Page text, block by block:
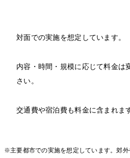
対面での実施を想定しています。
内容・時間・規模に応じて料金は
さい。
交通費や宿泊費も料金に含まれま
※主要都市での実施を想定しています。郊